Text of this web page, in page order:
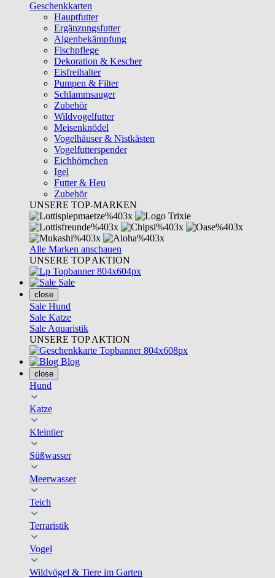
Geschenkkarten
Hauptfutter
Ergänzungsfutter
Algenbekämpfung
Fischpflege
Dekoration & Kescher
Eisfreihalter
Pumpen & Filter
Schlammsauger
Zubehör
Wildvogelfutter
Meisenknödel
Vogelhäuser & Nistkästen
Vogelfutterspender
Eichhörnchen
Igel
Futter & Heu
Zubehör
UNSERE TOP-MARKEN
Alle Marken anschauen
UNSERE TOP AKTION
Sale
close
Sale Hund
Sale Katze
Sale Aquaristik
UNSERE TOP AKTION
Blog
close
Hund
Katze
Kleintier
Süßwasser
Meerwasser
Teich
Terraristik
Vogel
Wildvögel & Tiere im Garten